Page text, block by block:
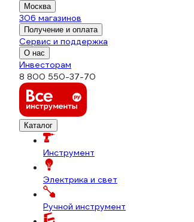
Москва
306 магазинов
Получение и оплата
Сервис и поддержка
О нас
Инвесторам
8 800 550-37-70
Каталог
Инструмент
Электрика и свет
Ручной инструмент